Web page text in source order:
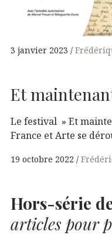
3 janvier 2023
Et
Le festival » Et
France et Arte se
19 octobre 2022
Hors-série
articles pour